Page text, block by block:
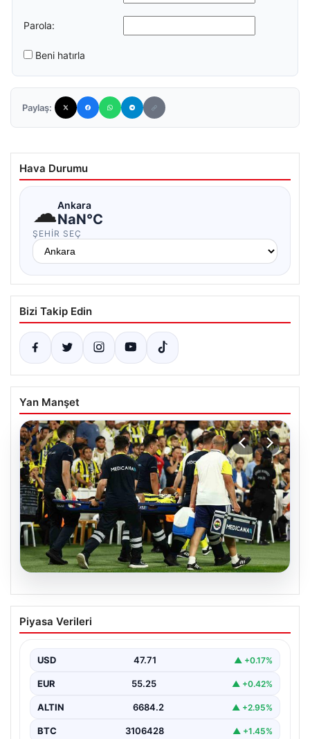
Parola:
Beni hatırla
Paylaş:
Hava Durumu
☁Ankara
NaN°C
ŞEHIR SEÇ
Bizi Takip Edin
Yan Manşet
05.08.2026
Fenerbahçe’de Sturm Graz Maçında
Oosterwolde’den Üzücü Haber!
Almanya temsilcisi Sturm Graz'ı evinde ağırladı.
Mücadele…
Piyasa Verileri
USD 47.71 ▲ +0.17%
EUR 55.25 ▲ +0.42%
ALTIN 6684.2 ▲ +2.95%
BTC 3106428 ▲ +1.45%